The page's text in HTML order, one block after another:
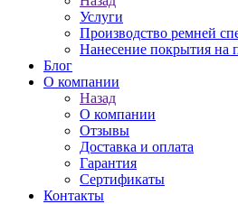
Услуги
Производство ремней
Нанесение покрытия на
Блог
О компании
Назад
О компании
Отзывы
Доставка и оплата
Гарантия
Сертификаты
Контакты